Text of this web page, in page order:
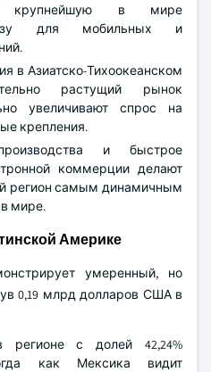
крупнейшую в мире
для мобильных и
в Азиатско-Тихоокеанском
растущий рынок
увеличивают спрос на
крепления.
и быстрое
коммерции делают
регион самым динамичным
мире.
Америке
умеренный, но
0,19 млрд долларов США в
регионе с долей 42,24%
как Мексика видит